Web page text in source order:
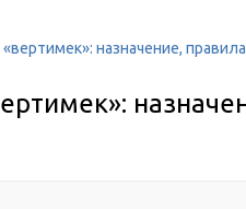
назначение,